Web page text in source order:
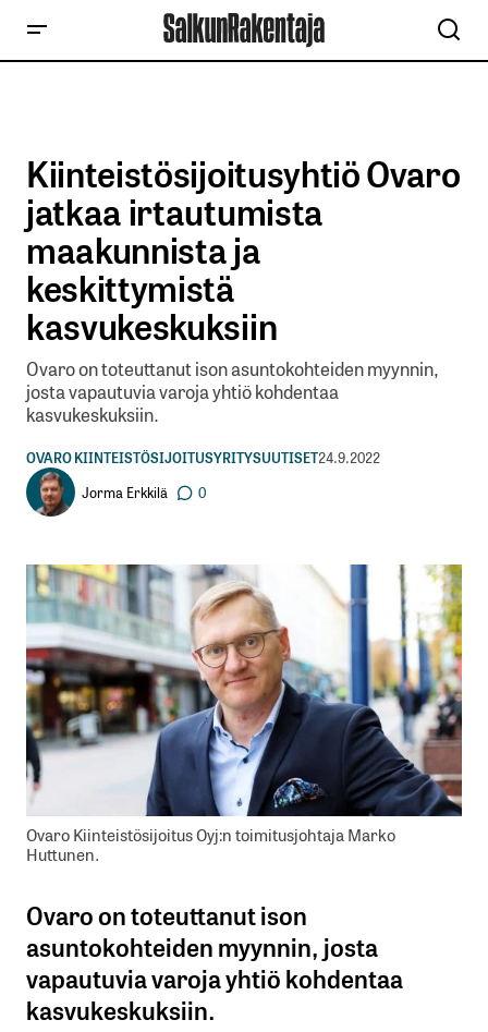
Kiinteistösijoitusyhtiö Ovaro
jatkaa irtautumista
maakunnista ja
keskittymistä
kasvukeskuksiin
Ovaro on toteuttanut ison asuntokohteiden myynnin,
josta vapautuvia varoja yhtiö kohdentaa
kasvukeskuksiin.
OVARO KIINTEISTÖSIJOITUSYRITYSUUTISET24.9.2022
Jorma Erkkilä
0
Ovaro Kiinteistösijoitus Oyj:n toimitusjohtaja Marko
Huttunen.
Ovaro on toteuttanut ison
asuntokohteiden myynnin, josta
vapautuvia varoja yhtiö kohdentaa
kasvukeskuksiin.